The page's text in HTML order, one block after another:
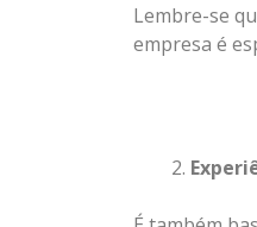
Lembre-se
empresa é